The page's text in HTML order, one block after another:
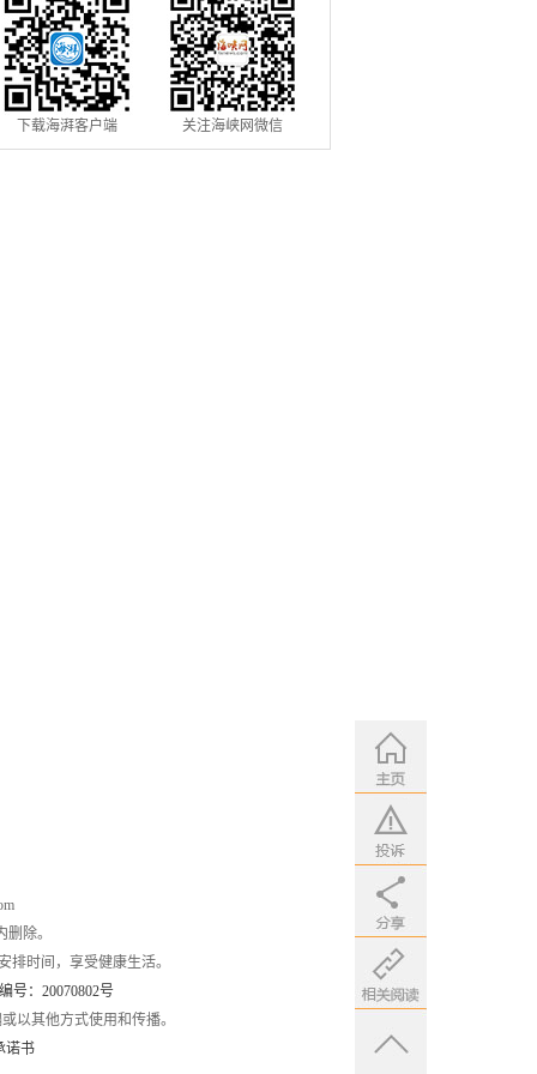
下载海湃客户端 关注海峡网微信
除。
时间，享受健康生活。
号：20070802号
以其他方式使用和传播。
诺书